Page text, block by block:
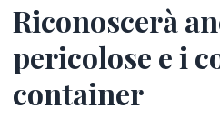
Riconoscerà
pericolose e i
container